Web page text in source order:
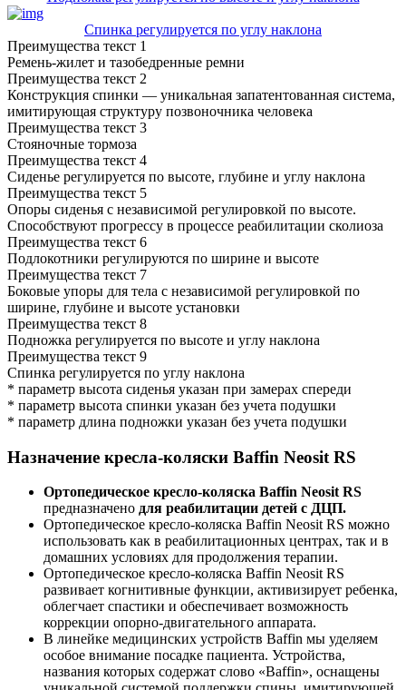
Спинка регулируется по углу наклона
Преимущества текст 1
Ремень-жилет и тазобедренные ремни
Преимущества текст 2
Конструкция спинки — уникальная запатентованная система,
имитирующая структуру позвоночника человека
Преимущества текст 3
Стояночные тормоза
Преимущества текст 4
Сиденье регулируется по высоте, глубине и углу наклона
Преимущества текст 5
Опоры сиденья с независимой регулировкой по высоте.
Способствуют прогрессу в процессе реабилитации сколиоза
Преимущества текст 6
Подлокотники регулируются по ширине и высоте
Преимущества текст 7
Боковые упоры для тела с независимой регулировкой по
ширине, глубине и высоте установки
Преимущества текст 8
Подножка регулируется по высоте и углу наклона
Преимущества текст 9
Спинка регулируется по углу наклона
* параметр высота сиденья указан при замерах спереди
* параметр высота спинки указан без учета подушки
* параметр длина подножки указан без учета подушки
Назначение кресла-коляски Baffin Neosit RS
Ортопедическое кресло-коляска Baffin Neosit RS
предназначено для реабилитации детей с ДЦП.
Ортопедическое кресло-коляска Baffin Neosit RS можно
использовать как в реабилитационных центрах, так и в
домашних условиях для продолжения терапии.
Ортопедическое кресло-коляска Baffin Neosit RS
развивает когнитивные функции, активизирует ребенка,
облегчает спастики и обеспечивает возможность
коррекции опорно-двигательного аппарата.
В линейке медицинских устройств Baffin мы уделяем
особое внимание посадке пациента. Устройства,
названия которых содержат слово «Baffin», оснащены